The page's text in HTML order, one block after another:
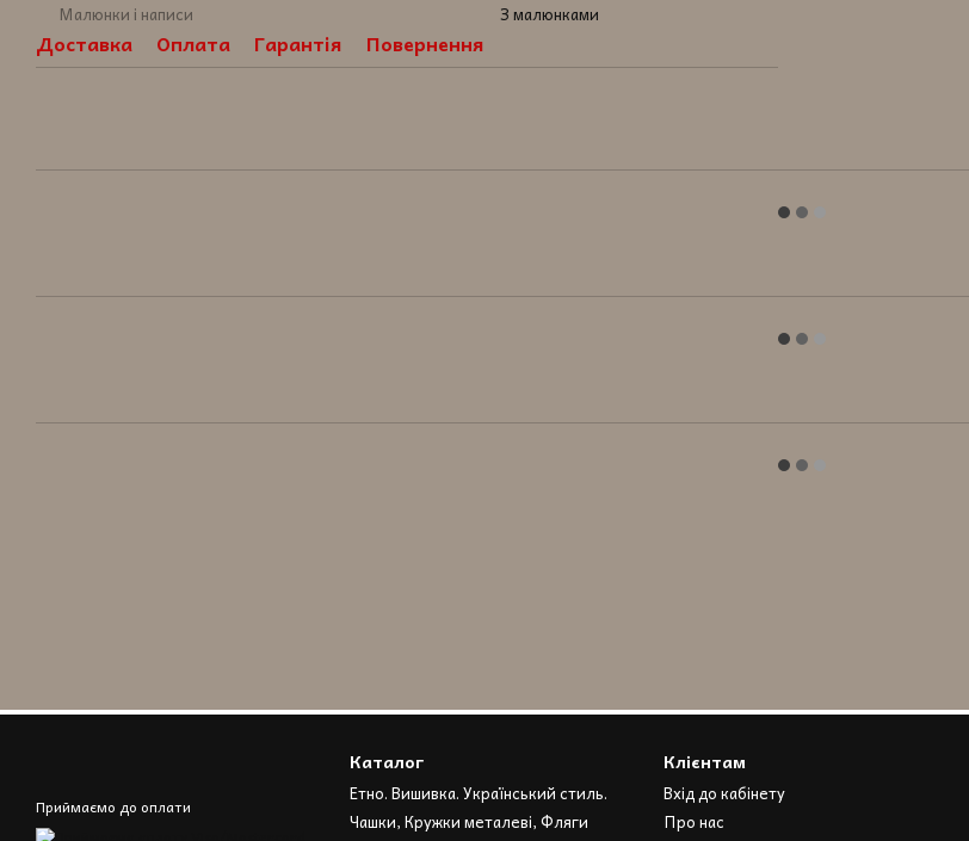
Малюнки і написи
З малюнками
Доставка Оплата Гарантія Повернення
Приймаємо до оплати
Каталог
Етно. Вишивка. Український стиль.
Чашки, Кружки металеві, Фляги
Клієнтам
Вхід до кабінету
Про нас